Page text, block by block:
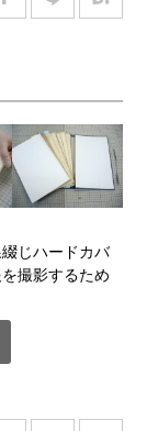
じハードカバ
撮影するため
割していく。撮
する。